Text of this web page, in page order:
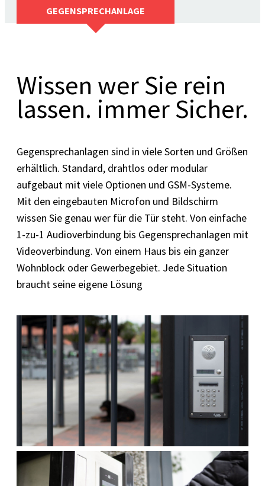
GEGENSPRECHANLAGE
Wissen wer Sie rein
lassen. immer Sicher.
Gegensprechanlagen sind in viele Sorten und Größen
erhältlich. Standard, drahtlos oder modular
aufgebaut mit viele Optionen und GSM-Systeme.
Mit den eingebauten Microfon und Bildschirm
wissen Sie genau wer für die Tür steht. Von einfache
1-zu-1 Audioverbindung bis Gegensprechanlagen mit
Videoverbindung. Von einem Haus bis ein ganzer
Wohnblock oder Gewerbegebiet. Jede Situation
braucht seine eigene Lösung